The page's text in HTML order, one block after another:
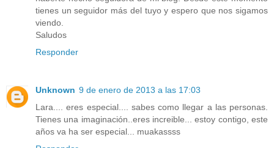
tienes un seguidor más del tuyo y espero que nos sigamos
viendo.
Saludos
Responder
Unknown 9 de enero de 2013 a las 17:03
Lara.... eres especial.... sabes como llegar a las personas.
Tienes una imaginación..eres increible... estoy contigo, este
años va ha ser especial... muakassss